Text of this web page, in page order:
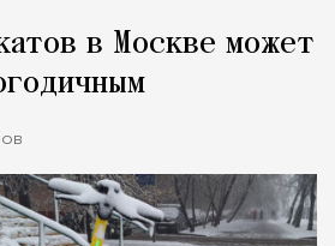
в Москве может